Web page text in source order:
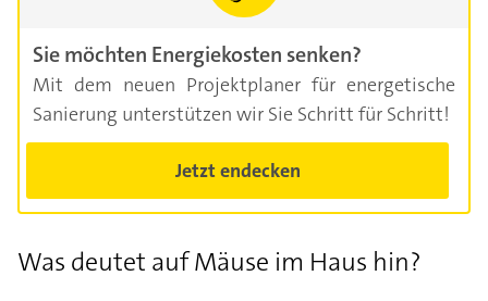
Sie möchten Energiekosten senken?
Mit dem neuen Projektplaner für energetische
Sanierung unterstützen wir Sie Schritt für Schritt!
Jetzt endecken
Was deutet auf Mäuse im Haus hin?